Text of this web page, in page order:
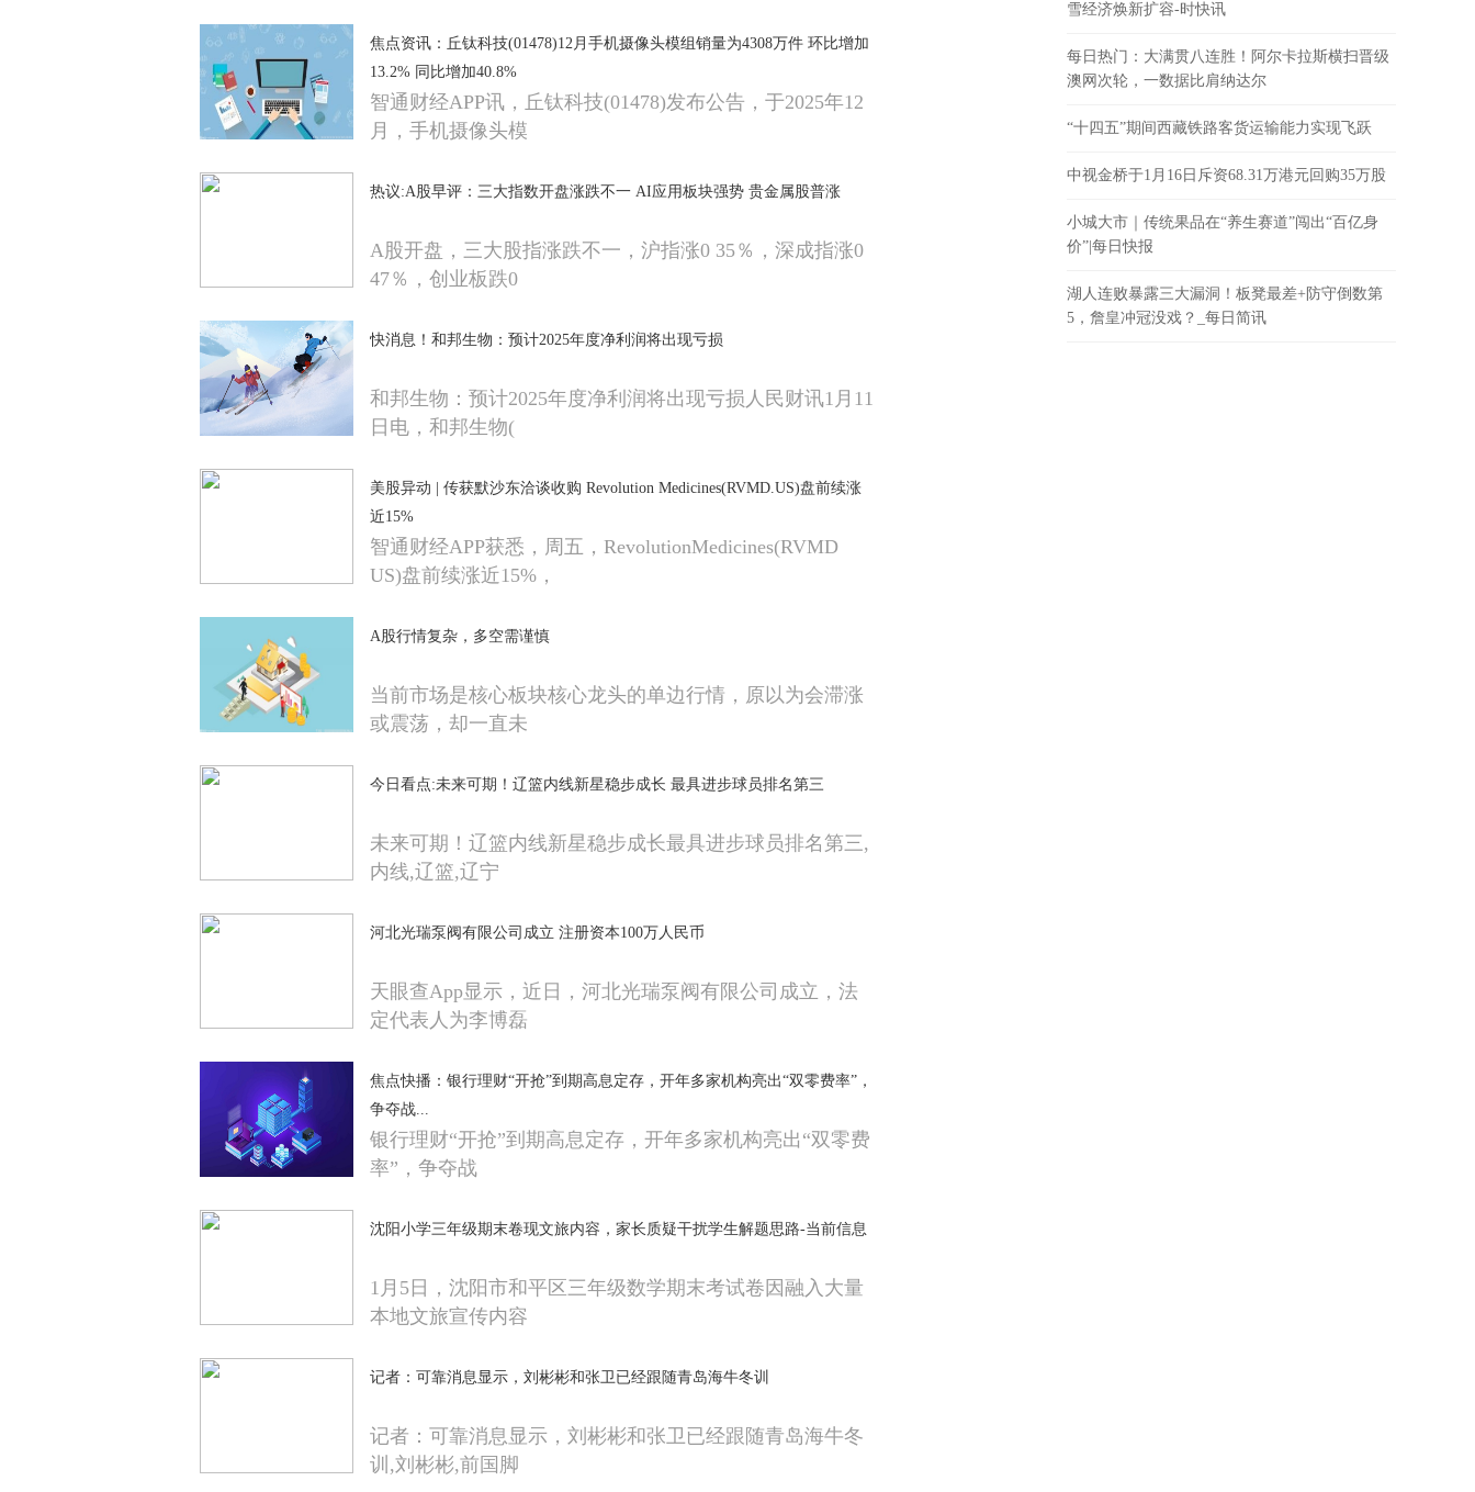
焦点资讯：丘钛科技(01478)12月手机摄像头模组销量为4308万件 环比增加
13.2% 同比增加40.8%
智通财经APP讯，丘钛科技(01478)发布公告，于2025年12
月，手机摄像头模
热议:A股早评：三大指数开盘涨跌不一 AI应用板块强势 贵金属股普涨
A股开盘，三大股指涨跌不一，沪指涨0 35％，深成指涨0
47％，创业板跌0
快消息！和邦生物：预计2025年度净利润将出现亏损
和邦生物：预计2025年度净利润将出现亏损人民财讯1月11
日电，和邦生物(
美股异动 | 传获默沙东洽谈收购 Revolution Medicines(RVMD.US)盘前续涨
近15%
智通财经APP获悉，周五，RevolutionMedicines(RVMD
US)盘前续涨近15%，
A股行情复杂，多空需谨慎
当前市场是核心板块核心龙头的单边行情，原以为会滞涨
或震荡，却一直未
今日看点:未来可期！辽篮内线新星稳步成长 最具进步球员排名第三
未来可期！辽篮内线新星稳步成长最具进步球员排名第三,
内线,辽篮,辽宁
河北光瑞泵阀有限公司成立 注册资本100万人民币
天眼查App显示，近日，河北光瑞泵阀有限公司成立，法
定代表人为李博磊
焦点快播：银行理财“开抢”到期高息定存，开年多家机构亮出“双零费率”，
争夺战...
银行理财“开抢”到期高息定存，开年多家机构亮出“双零费
率”，争夺战
沈阳小学三年级期末卷现文旅内容，家长质疑干扰学生解题思路-当前信息
1月5日，沈阳市和平区三年级数学期末考试卷因融入大量
本地文旅宣传内容
记者：可靠消息显示，刘彬彬和张卫已经跟随青岛海牛冬训
记者：可靠消息显示，刘彬彬和张卫已经跟随青岛海牛冬
训,刘彬彬,前国脚
雪经济焕新扩容-时快讯
每日热门：大满贯八连胜！阿尔卡拉斯横扫晋级
澳网次轮，一数据比肩纳达尔
“十四五”期间西藏铁路客货运输能力实现飞跃
中视金桥于1月16日斥资68.31万港元回购35万股
小城大市｜传统果品在“养生赛道”闯出“百亿身
价”|每日快报
湖人连败暴露三大漏洞！板凳最差+防守倒数第
5，詹皇冲冠没戏？_每日简讯